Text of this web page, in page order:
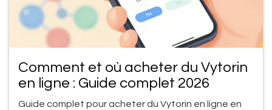
Comment et où acheter du Vytorin
en ligne : Guide complet 2026
Guide complet pour acheter du Vytorin en ligne en